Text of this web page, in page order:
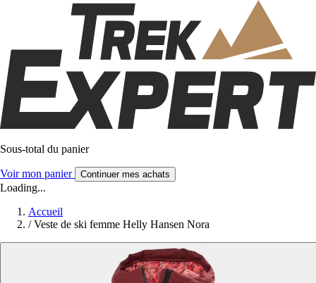
Sous-total du panier
Voir mon panier Continuer mes achats
Loading...
Accueil
/ Veste de ski femme Helly Hansen Nora